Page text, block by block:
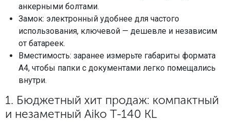
анкерными болтами.
Замок: электронный удобнее для частого
использования, ключевой — дешевле и независим
от батареек.
Вместимость: заранее измерьте габариты формата
А4, чтобы папки с документами легко помещались
внутри.
1. Бюджетный хит продаж: компактный
и незаметный Aiko Т-140 KL